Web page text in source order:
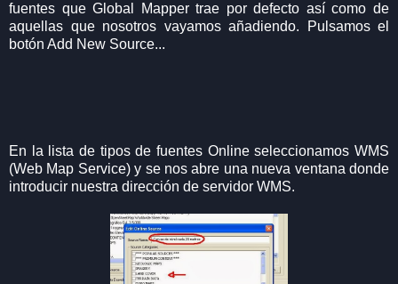
fuentes que Global Mapper trae por defecto así como de
aquellas que nosotros vayamos añadiendo. Pulsamos el
botón Add New Source...
En la lista de tipos de fuentes Online seleccionamos WMS
(Web Map Service) y se nos abre una nueva ventana donde
introducir nuestra dirección de servidor WMS.